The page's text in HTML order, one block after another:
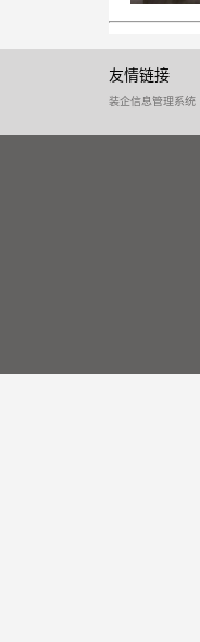
友情链接
装企信息管理系统